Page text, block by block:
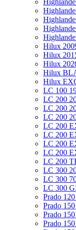
Hilux
Hilux
Hilux
Hilux
Hilux
LC 100
LC 200
LC 200
LC 200
LC 200
LC 200
LC 200
LC 200
LC 200
LC 300
LC 300
LC 300
Prado
Prado
Prado
Prado